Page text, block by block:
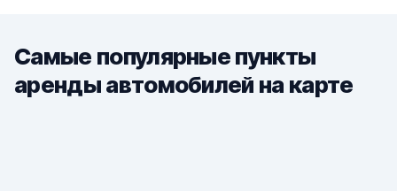
Самые популярные пункты
аренды автомобилей на карте